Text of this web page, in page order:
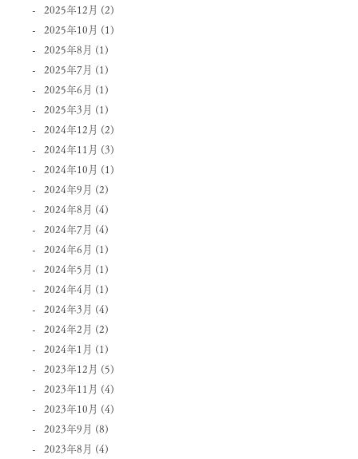
2025年12月 (2)
2025年10月 (1)
2025年8月 (1)
2025年7月 (1)
2025年6月 (1)
2025年3月 (1)
2024年12月 (2)
2024年11月 (3)
2024年10月 (1)
2024年9月 (2)
2024年8月 (4)
2024年7月 (4)
2024年6月 (1)
2024年5月 (1)
2024年4月 (1)
2024年3月 (4)
2024年2月 (2)
2024年1月 (1)
2023年12月 (5)
2023年11月 (4)
2023年10月 (4)
2023年9月 (8)
2023年8月 (4)